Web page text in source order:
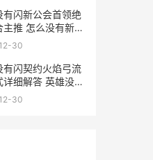
有闪新公会首领绝
主推 怎么没有新英
30
有闪契约火焰弓流
详细解答 英雄没有
灵套装厉害吗
30